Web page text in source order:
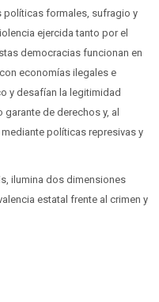
políticas formales, sufragio y
ejercida tanto por el
democracias funcionan en
economías ilegales e
y desafían la legitimidad
de derechos y, al
políticas represivas y
ilumina dos dimensiones
estatal frente al crimen y